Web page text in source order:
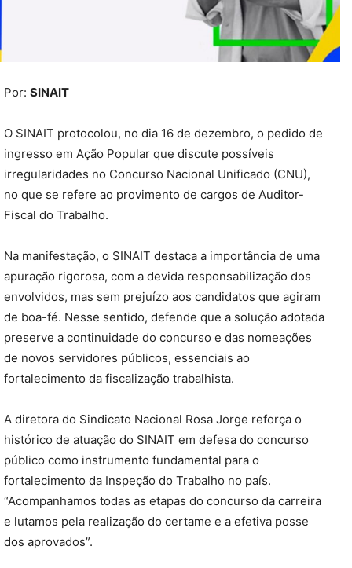
Por: SINAIT
O SINAIT protocolou, no dia 16 de dezembro, o pedido de
ingresso em Ação Popular que discute possíveis
irregularidades no Concurso Nacional Unificado (CNU),
no que se refere ao provimento de cargos de Auditor-
Fiscal do Trabalho.
Na manifestação, o SINAIT destaca a importância de uma
apuração rigorosa, com a devida responsabilização dos
envolvidos, mas sem prejuízo aos candidatos que agiram
de boa-fé. Nesse sentido, defende que a solução adotada
preserve a continuidade do concurso e das nomeações
de novos servidores públicos, essenciais ao
fortalecimento da fiscalização trabalhista.
A diretora do Sindicato Nacional Rosa Jorge reforça o
histórico de atuação do SINAIT em defesa do concurso
público como instrumento fundamental para o
fortalecimento da Inspeção do Trabalho no país.
“Acompanhamos todas as etapas do concurso da carreira
e lutamos pela realização do certame e a efetiva posse
dos aprovados”.